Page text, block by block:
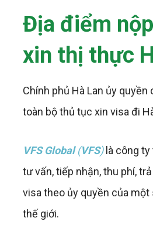
Địa điểm
xin thị thực
Chính phủ Hà Lan ủy quyền
toàn bộ thủ tục xin visa đi
VFS Global(VFS)là công ty
tư vấn, tiếp nhận, thu phí,
visa theo ủy quyền của một
thế giới.